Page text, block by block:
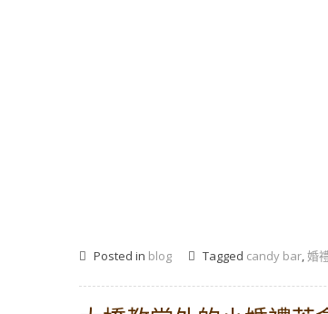
Posted in blog Tagged candy bar,婚